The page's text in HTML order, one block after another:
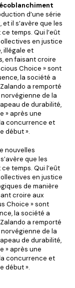
d’une série
il s’avère que les
temps. Qui l’eût
en justice
illégale et
en faisant croire
Choice » sont
la société a
a remporté
de la
de durabilité,
» après une
concurrence et
début ».
nouvelles
que les
temps. Qui l’eût
en justice
de manière
croire aux
Choice » sont
la société a
a remporté
de la
de durabilité,
» après une
concurrence et
début ».